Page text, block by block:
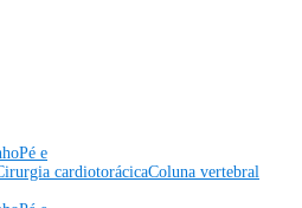
Pé e
cardiotorácicaColuna vertebral